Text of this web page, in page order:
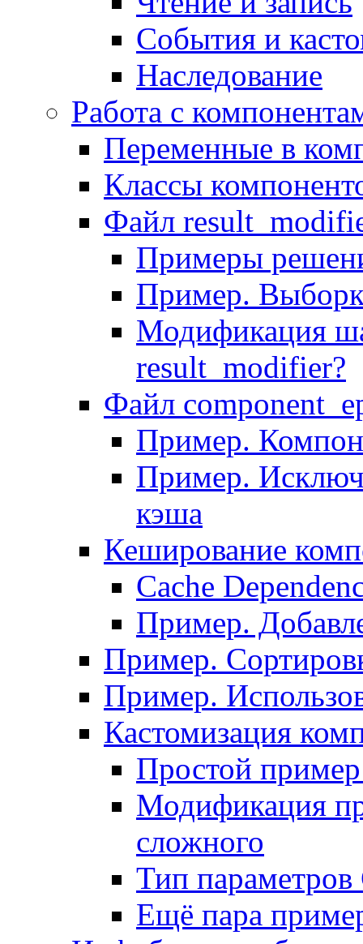
События и
Наследование
Работа с
Переменные в
Классы
Файл
Примеры
Пример.
Модификация
result_modifier?
Файл
Пример.
Пример.
кэша
Кеширование
Сache
Пример.
Пример.
Пример.
Кастомизация
Простой
Модификация
сложного
Тип
Ещё пара